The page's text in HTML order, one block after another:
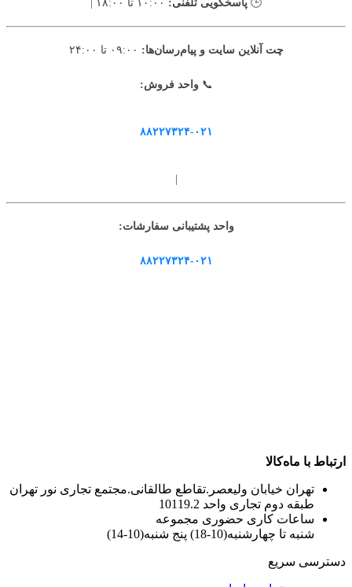
🕒 پاسخگویی تلفنی:
چت آنلاین سایت و پیام‌رسان‌ها:
📞واحد فروش:
۸۸۲۲۷۳۲۴-۰۲۱
واحد پشتیبانی سفارشات:
۸۸۲۲۷۳۲۴-۰۲۱
ارتباط با ماه‌کالا
تهران خیابان ولیعصر.تقاطع طالقانی.مجتمع تجاری نور تهران
طبقه دوم تجاری واحد 10119.2
ساعات کاری حضوری مجموعه
شنبه تا چهارشنبه(10-18) پنج شنبه(10-14)
دسترسی سریع